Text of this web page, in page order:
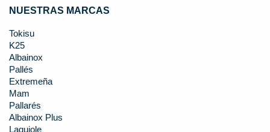
NUESTRAS MARCAS
Tokisu
K25
Albainox
Pallés
Extremeña
Mam
Pallarés
Albainox Plus
Laguiole